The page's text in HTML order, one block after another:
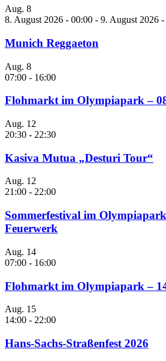
Aug. 8
8. August 2026 - 00:00 - 9. August 2026
Munich Reggaeton
Aug. 8
07:00 - 16:00
Flohmarkt im Olympiapark –
Aug. 12
20:30 - 22:30
Kasiva Mutua „Desturi Tour“
Aug. 12
21:00 - 22:00
Sommerfestival im
Feuerwerk
Aug. 14
07:00 - 16:00
Flohmarkt im Olympiapark –
Aug. 15
14:00 - 22:00
Hans-Sachs-Straßenfest 2026